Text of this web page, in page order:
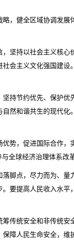
，健全区域协调发
坚持以社会主义核心
会主义文化强国建
持节约优先、保护优
然和谐共生的现代
势，促进国际合作
全球经济治理体系改革
脚点，尽力而为、
要提高人民收入水平
传统安全和非传统
障人民生命安全，维